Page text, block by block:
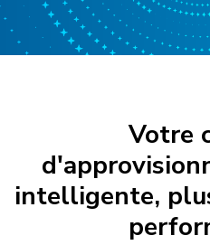
Votre
intelligente,